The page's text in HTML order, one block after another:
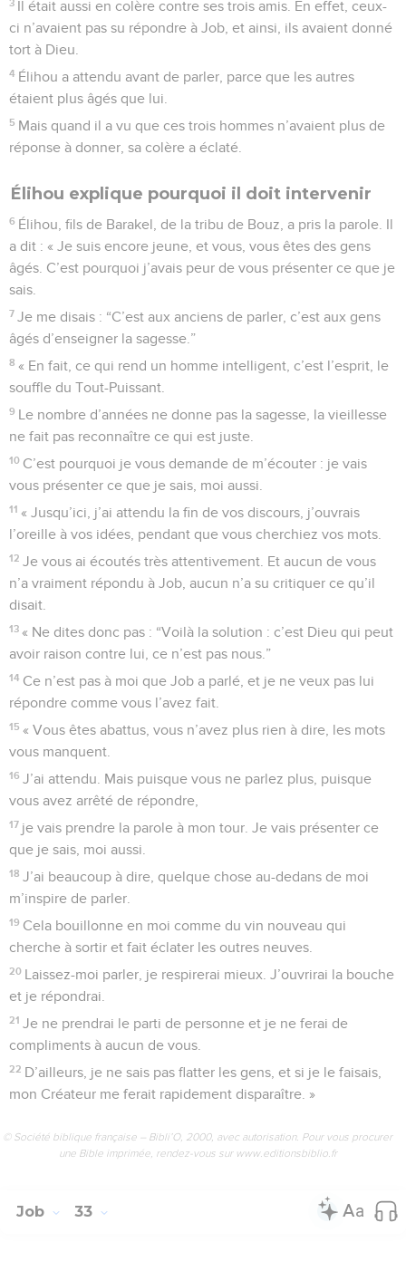
3 Il était aussi en colère contre ses trois amis. En effet, ceux-
ci n’avaient pas su répondre à Job, et ainsi, ils avaient donné
tort à Dieu.
4 Élihou a attendu avant de parler, parce que les autres
étaient plus âgés que lui.
5 Mais quand il a vu que ces trois hommes n’avaient plus de
réponse à donner, sa colère a éclaté.
Élihou explique pourquoi il doit intervenir
6 Élihou, fils de Barakel, de la tribu de Bouz, a pris la parole. Il
a dit : « Je suis encore jeune, et vous, vous êtes des gens
âgés. C’est pourquoi j’avais peur de vous présenter ce que je
sais.
7 Je me disais : “C’est aux anciens de parler, c’est aux gens
âgés d’enseigner la sagesse.”
8 « En fait, ce qui rend un homme intelligent, c’est l’esprit, le
souffle du Tout-Puissant.
9 Le nombre d’années ne donne pas la sagesse, la vieillesse
ne fait pas reconnaître ce qui est juste.
10 C’est pourquoi je vous demande de m’écouter : je vais
vous présenter ce que je sais, moi aussi.
11 « Jusqu’ici, j’ai attendu la fin de vos discours, j’ouvrais
l’oreille à vos idées, pendant que vous cherchiez vos mots.
12 Je vous ai écoutés très attentivement. Et aucun de vous
n’a vraiment répondu à Job, aucun n’a su critiquer ce qu’il
disait.
13 « Ne dites donc pas : “Voilà la solution : c’est Dieu qui peut
avoir raison contre lui, ce n’est pas nous.”
14 Ce n’est pas à moi que Job a parlé, et je ne veux pas lui
répondre comme vous l’avez fait.
15 « Vous êtes abattus, vous n’avez plus rien à dire, les mots
vous manquent.
16 J’ai attendu. Mais puisque vous ne parlez plus, puisque
vous avez arrêté de répondre,
17 je vais prendre la parole à mon tour. Je vais présenter ce
que je sais, moi aussi.
18 J’ai beaucoup à dire, quelque chose au-dedans de moi
m’inspire de parler.
19 Cela bouillonne en moi comme du vin nouveau qui
cherche à sortir et fait éclater les outres neuves.
20 Laissez-moi parler, je respirerai mieux. J’ouvrirai la bouche
et je répondrai.
21 Je ne prendrai le parti de personne et je ne ferai de
compliments à aucun de vous.
22 D’ailleurs, je ne sais pas flatter les gens, et si je le faisais,
mon Créateur me ferait rapidement disparaître. »
© Société biblique française – Bibli’O, 2000, avec autorisation. Pour vous procurer
une Bible imprimée, rendez-vous sur www.editionsbiblio.fr
Job 33